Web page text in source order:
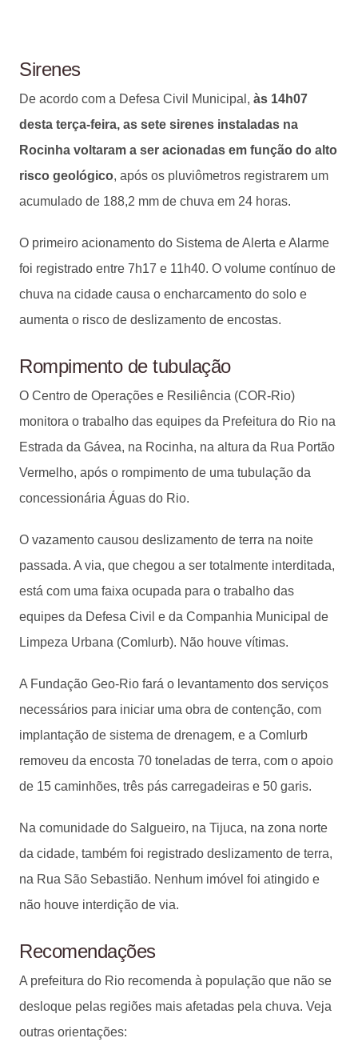
Sirenes
De acordo com a Defesa Civil Municipal, às 14h07
desta terça-feira, as sete sirenes instaladas na
Rocinha voltaram a ser acionadas em função do alto
risco geológico, após os pluviômetros registrarem um
acumulado de 188,2 mm de chuva em 24 horas.
O primeiro acionamento do Sistema de Alerta e Alarme
foi registrado entre 7h17 e 11h40. O volume contínuo de
chuva na cidade causa o encharcamento do solo e
aumenta o risco de deslizamento de encostas.
Rompimento de tubulação
O Centro de Operações e Resiliência (COR-Rio)
monitora o trabalho das equipes da Prefeitura do Rio na
Estrada da Gávea, na Rocinha, na altura da Rua Portão
Vermelho, após o rompimento de uma tubulação da
concessionária Águas do Rio.
O vazamento causou deslizamento de terra na noite
passada. A via, que chegou a ser totalmente interditada,
está com uma faixa ocupada para o trabalho das
equipes da Defesa Civil e da Companhia Municipal de
Limpeza Urbana (Comlurb). Não houve vítimas.
A Fundação Geo-Rio fará o levantamento dos serviços
necessários para iniciar uma obra de contenção, com
implantação de sistema de drenagem, e a Comlurb
removeu da encosta 70 toneladas de terra, com o apoio
de 15 caminhões, três pás carregadeiras e 50 garis.
Na comunidade do Salgueiro, na Tijuca, na zona norte
da cidade, também foi registrado deslizamento de terra,
na Rua São Sebastião. Nenhum imóvel foi atingido e
não houve interdição de via.
Recomendações
A prefeitura do Rio recomenda à população que não se
desloque pelas regiões mais afetadas pela chuva. Veja
outras orientações: